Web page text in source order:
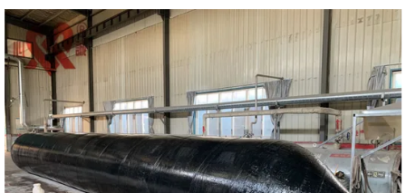
DE
QUALITÉ
CONTACTEZ-
NOUS